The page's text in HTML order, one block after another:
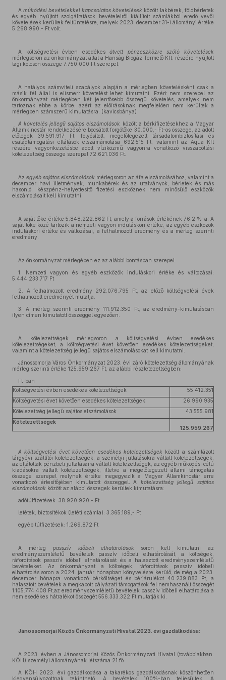
Aműködési bevételekkel kapcsolatos követelések között lakbérek, földbérletek
és egyéb nyújtott szolgáltatások bevételeiről kiállított számlákból eredő vevői
követelések kerültek feltüntetésre, melyek 2023. december 31-i állományi értéke
5.268.990.- Ft volt.
A költségvetési évben esedékesátvett pénzeszközre szóló követelések
mérlegsoron az önkormányzat által a Hanság Biogáz Termelő Kft. részére nyújtott
tagi kölcsön összege 7.750.000 Ft szerepel.
A hatályos számviteli szabályok alapján a mérlegben követelésként csak a
másik fél által is elismert követelést lehet kimutatni. Ezért nem szerepel az
önkormányzat mérlegében két jelentősebb összegű követelés, amelyek nem
tartoznak ebbe a körbe, azért az előírásoknak megfelelően nem kerültek a
mérlegben számszerű kimutatásra. (kavicsbánya)
A követelés jellegű sajátos elszámolások között a bérkifizetésekhez a Magyar
Államkincstár rendelkezésére bocsátott forgótőke 30.000,- Ft-os összege, az adott
előlegek 39.591.917 Ft, folyósított, megelőlegezett társadalombiztosítási és
családtámogatási ellátások elszámámolása 692.515 Ft, valamint az Aqua Kft
részére vagyonkezelésbe adott víziközmű vagyonra vonatkozó visszapótlási
kötelezettség összege szerepel 72.621.036 Ft.
Az egyéb sajátos elszámolások mérlegsoron az áfa elszámolásához, valamint a
december havi illetmények, munkabérek és az utalványok, bérletek és más
hasonló, készpénz-helyettesítő fizetési eszköznek nem minősülő eszközök
elszámolásait kell kimutatni.
A saját tőke értéke 5.848.222.862 Ft, amely a források értékének 76,2 %-a. A
saját tőke közé tartozik a nemzeti vagyon induláskori értéke, az egyéb eszközök
induláskori értéke és változásai, a felhalmozott eredmény és a mérleg szerinti
eredmény.
Az önkormányzat mérlegében ez az alábbi bontásban szerepel:
1. Nemzeti vagyon és egyéb eszközök induláskori értéke és változásai:
5.444.233.717 Ft
2. A felhalmozott eredmény 292.076.795 Ft, az előző költségvetési évek
felhalmozott eredményét mutatja.
3. A mérleg szerinti eredmény 111.912.350 Ft, az eredmény-kimutatásban
ilyen címen kimutatott összeggel egyezően.
A kötelezettségek mérlegsoron a költségvetési évben esedékes
kötelezettségeket, a költségvetési évet követően esedékes kötelezettségeket,
valamint a kötelezettség jellegű sajátos elszámolásokat kell kimutatni.
Jánossomorja Város Önkormányzat 2023. évi záró kötelezettség állományának
mérleg szerinti értéke 125.959.267 Ft, az alábbi részletezettségben:
Ft-ban
Költségvetési évben esedékes kötelezettségek
55.412.351
Költségvetési évet követően esedékes kötelezettségek
26.990.935
Kötelezettség jellegű sajátos elszámolások
43.555.981
Kötelezettségek
125.959.267
A költségvetési évet követően esedékes kötelezettségek között a számlázott
tárgyévi szállítói kötelezettségek, a személyi juttatásokra vállalt kötelezettségek,
az ellátottak pénzbeli juttatásaira vállalt kötelezettségek, az egyéb működési célú
kiadásokra vállalt kötelezettségek, illetve a megelőlegezett állami támogatás
összege szerepel melynek értéke megegyezik a Magyar Államkincstár erre
vonatkozó értesítőjében kimutatott összeggel .A kötelezettség jellegű sajátos
elszámolások között az alábbi összegek kerültek kimutatásra:
adótúlfizetések: 38.920.920.- Ft
letétek, biztosítékok (letéti számla): 3.365.189,- Ft
egyéb túlfizetések: 1.269.872 Ft
A mérleg passzív időbeli elhatárolások soron kell kimutatni az
eredményszemléletű bevételek passzív időbeli elhatárolását, a költségek,
ráfordítások passzív időbeli elhatárolását és a halasztott eredményszemléletű
bevételeket. Az önkormányzat a költségek, ráfordítások passzív időbeli
elhatárolás soron a 2024. január hónapban könyvelésre kerülő, de még a 2023.
december hónapra vonatkozó bérköltséget és bérjárulékot 40.239.883 Ft, a
halasztott bevételek a megkapott pályázati támogatások fel nemhasznált összegét
1.105.774.408 Ft,az eredményszemléletű bevételek passzív időbeli elhatárolása a
nem esedékes hátralékot összegét 556.333.322 Ft mutatják ki.
Jánossomorjai Közös Önkormányzati Hivatal 2023. évi gazdálkodása:
A 2023. évben a Jánossomorjai Közös Önkormányzati Hivatal (továbbiakban:
KÖH) személyi állományának létszáma 21 fő
A KÖH 2023. évi gazdálkodása a takarékos gazdálkodásnak köszönhetően
kiegyensúlyozottnak tekinthető. A bevételek 100%-ban teljesültek. A